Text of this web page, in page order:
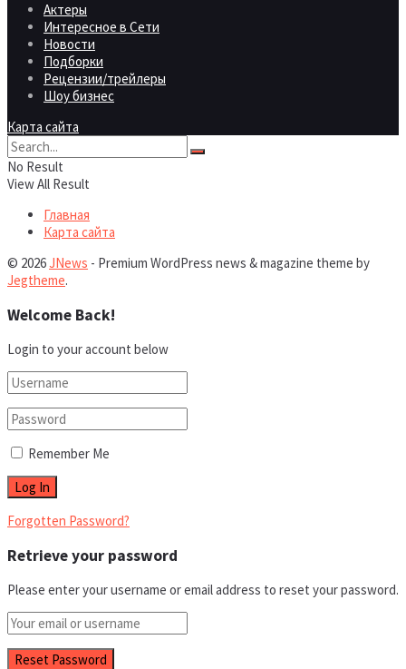
Актеры
Интересное в Сети
Новости
Подборки
Рецензии/трейлеры
Шоу бизнес
Карта сайта
No Result
View All Result
Главная
Карта сайта
© 2026JNews - Premium WordPress news & magazine theme by
Jegtheme.
Welcome Back!
Login to your account below
Remember Me
Forgotten Password?
Retrieve your password
Please enter your username or email address to reset your password.